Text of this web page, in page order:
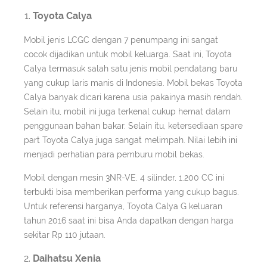
Toyota Calya
Mobil jenis LCGC dengan 7 penumpang ini sangat
cocok dijadikan untuk mobil keluarga. Saat ini, Toyota
Calya termasuk salah satu jenis mobil pendatang baru
yang cukup laris manis di Indonesia. Mobil bekas Toyota
Calya banyak dicari karena usia pakainya masih rendah.
Selain itu, mobil ini juga terkenal cukup hemat dalam
penggunaan bahan bakar. Selain itu, ketersediaan spare
part Toyota Calya juga sangat melimpah. Nilai lebih ini
menjadi perhatian para pemburu mobil bekas.
Mobil dengan mesin 3NR-VE, 4 silinder, 1.200 CC ini
terbukti bisa memberikan performa yang cukup bagus.
Untuk referensi harganya, Toyota Calya G keluaran
tahun 2016 saat ini bisa Anda dapatkan dengan harga
sekitar Rp 110 jutaan.
Daihatsu Xenia